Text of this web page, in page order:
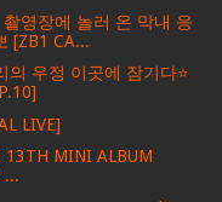
영장에 놀러 온 막내 응
[ZB1 CA...
의 우정 이곳에 잠기다⭐️
LIVE]
13TH MINI ALBUM
...